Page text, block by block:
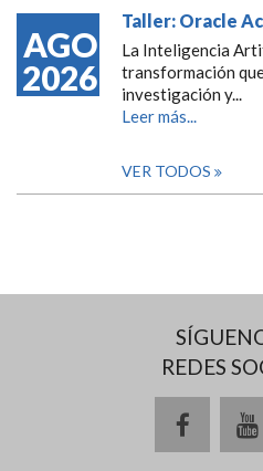
AGO
2026
Taller: Oracle
La Inteligencia
transformación
investigación y...
Leer más...
VER TODOS
REDES